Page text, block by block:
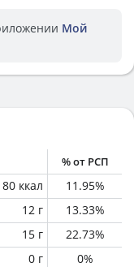
Мой
% от РСП
ккал 11.95%
12 г 13.33%
15 г 22.73%
0 г 0%